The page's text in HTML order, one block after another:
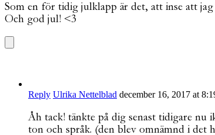
Som en för tidig julklapp är det, att inse att
Och god jul! <3
Reply Ulrika Nettelblad december 16, 2017 at
Åh tack! tänkte på dig senast tidigare nu
ton och språk. (den blev omnämnd i det